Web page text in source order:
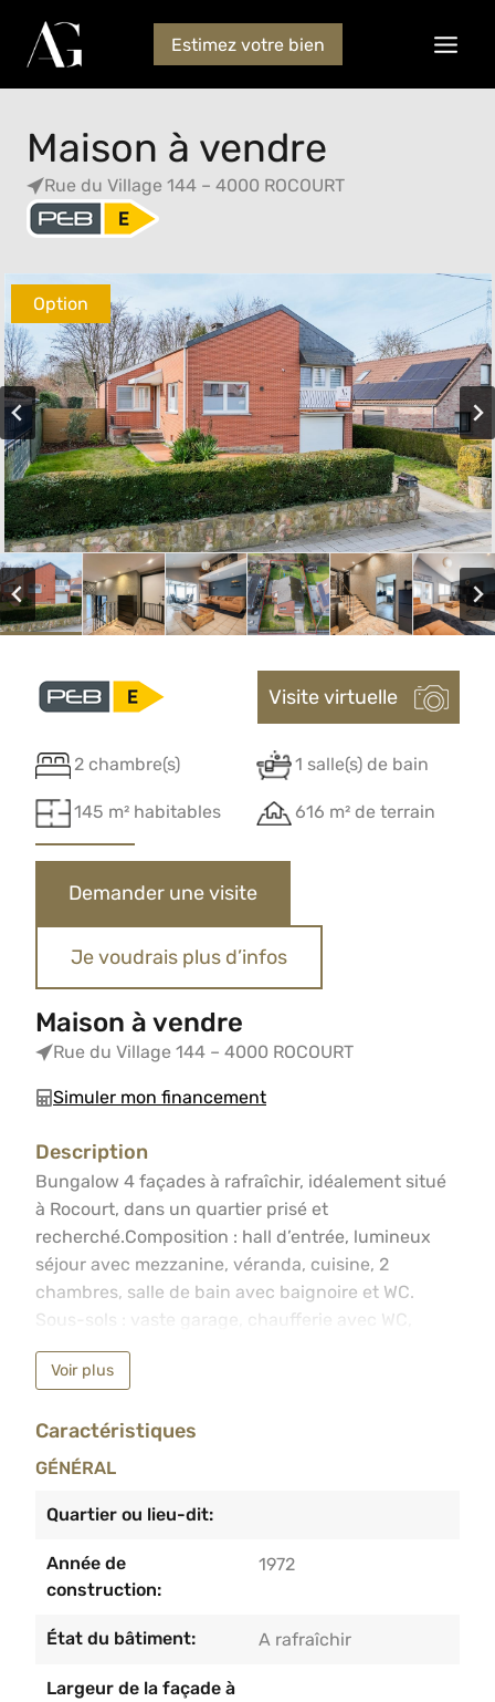
Estimez votre bien
Maison à vendre
Rue du Village 144 – 4000 ROCOURT
Option
Visite virtuelle
2 chambre(s) 1 salle(s) de bain
145 m² habitables 616 m² de terrain
Demander une visite
Je voudrais plus d’infos
Maison à vendre
Rue du Village 144 – 4000 ROCOURT
Simuler mon financement
Description
Bungalow 4 façades à rafraîchir, idéalement situé à
Bungalow 4 façades à rafraîchir, idéalement situé
à Rocourt, dans un quartier prisé et
recherché.Composition : hall d’entrée, lumineux
séjour avec mezzanine, véranda, cuisine, 2
chambres, salle de bain avec baignoire et WC.
Sous-sols : vaste garage, chaufferie avec WC,
buanderie et vide ventilé. Extérieurs : beau jardin
clôturé, idéal pour profiter des beaux jours en
vitrage avec volets partout, chauffage central au
mazout, RC net 946€.
Voir plus
Caractéristiques
GÉNÉRAL
Quartier ou lieu-dit:
Année de
construction:
1972
État du bâtiment: A rafraîchir
Largeur de la façade à